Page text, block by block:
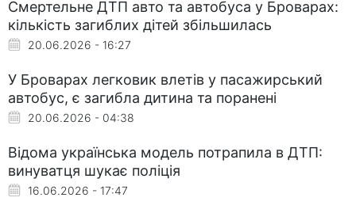
Смертельне ДТП авто та автобуса у Броварах:
кількість загиблих дітей збільшилась
20.06.2026 - 16:27
У Броварах легковик влетів у пасажирський
автобус, є загибла дитина та поранені
20.06.2026 - 04:38
Відома українська модель потрапила в ДТП:
винуватця шукає поліція
16.06.2026 - 17:47